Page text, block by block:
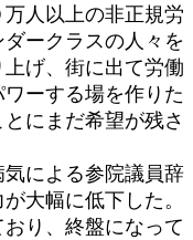
人以上の非正規労
ークラスの人々を
げ、街に出て労働
ーする場を作りた
にまだ希望が残さ
による参院議員辞
大幅に低下した。
り、終盤になって